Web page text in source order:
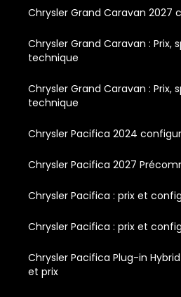
Chrysler Grand Caravan 2027
Chrysler Grand Caravan : Prix,
technique
Chrysler Grand Caravan : Prix,
technique
Chrysler Pacifica 2024
Chrysler Pacifica 2027
Chrysler Pacifica : prix et
Chrysler Pacifica : prix et
Chrysler Pacifica Plug-in
et prix